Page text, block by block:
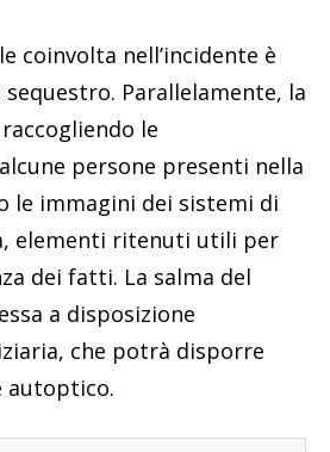
coinvolta nell’incidente è
Parallelamente, la
le
persone presenti nella
le immagini dei sistemi di
elementi ritenuti utili per
dei fatti. La salma del
a disposizione
che potrà disporre
autoptico.